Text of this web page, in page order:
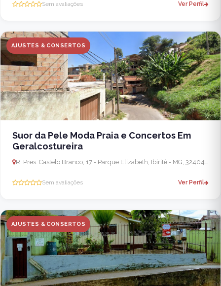
Sem avaliações Ver Perfil
AJUSTES & CONSERTOS
Suor da Pele Moda Praia e Concertos Em
Geralcostureira
R. Pres. Castelo Branco, 17 - Parque Elizabeth, Ibirité - MG, 32404-626, Brasil
Sem avaliações Ver Perfil
AJUSTES & CONSERTOS